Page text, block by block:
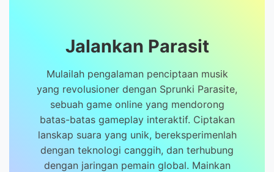
Jalankan Parasit
Mulailah pengalaman penciptaan musik
yang revolusioner dengan Sprunki Parasite,
sebuah game online yang mendorong
batas-batas gameplay interaktif. Ciptakan
lanskap suara yang unik, bereksperimenlah
dengan teknologi canggih, dan terhubung
dengan jaringan pemain global. Mainkan